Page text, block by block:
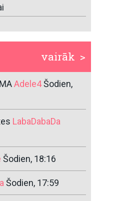
vairāk >
Adele4Šodien,
LabaDabaDa
Šodien, 18:16
Šodien, 17:59